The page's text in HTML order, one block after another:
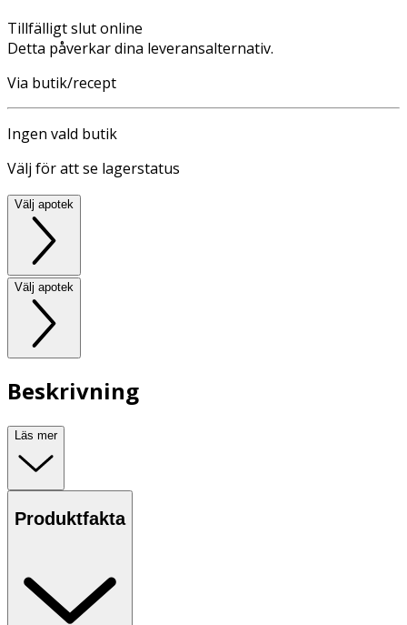
Tillfälligt slut online
Detta påverkar dina leveransalternativ.
Via butik/recept
Ingen vald butik
Välj för att se lagerstatus
Välj apotek
Välj apotek
Beskrivning
Läs mer
Produktfakta